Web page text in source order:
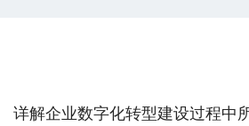
详解企业数字化转型建设过程中